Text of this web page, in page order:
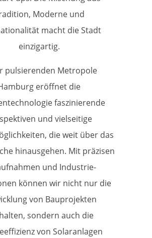
Moderne und
macht die Stadt
einzigartig.
pulsierenden Metropole
eröffnet die
faszinierende
und vielseitige
die weit über das
hinausgehen. Mit präzisen
und Industrie-
können wir nicht nur die
von Bauprojekten
sondern auch die
von Solaranlagen